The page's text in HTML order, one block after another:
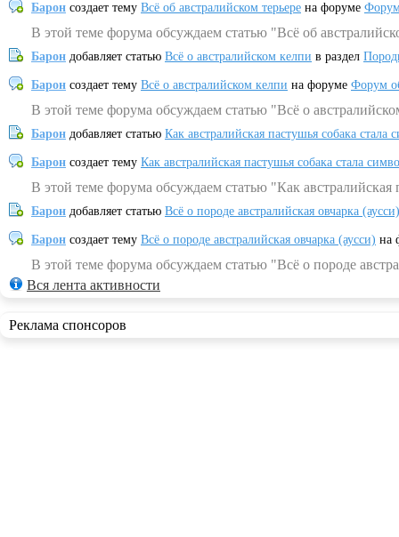
Барон создает тему Всё об австралийском терьере на форуме
В этой теме форума обсуждаем статью "Всё об
Барон добавляет статью Всё о австралийском келпи в раздел
Барон создает тему Всё о австралийском келпи на форуме Форум
В этой теме форума обсуждаем статью "Всё о
Барон добавляет статью Как австралийская пастушья собака
Барон создает тему Как австралийская пастушья собака стала
В этой теме форума обсуждаем статью "Как
Барон добавляет статью Всё о породе австралийская овчарка (аусси)
Барон создает тему Всё о породе австралийская овчарка (аусси) на
В этой теме форума обсуждаем статью "Всё о породе
Вся лента активности
Реклама спонсоров